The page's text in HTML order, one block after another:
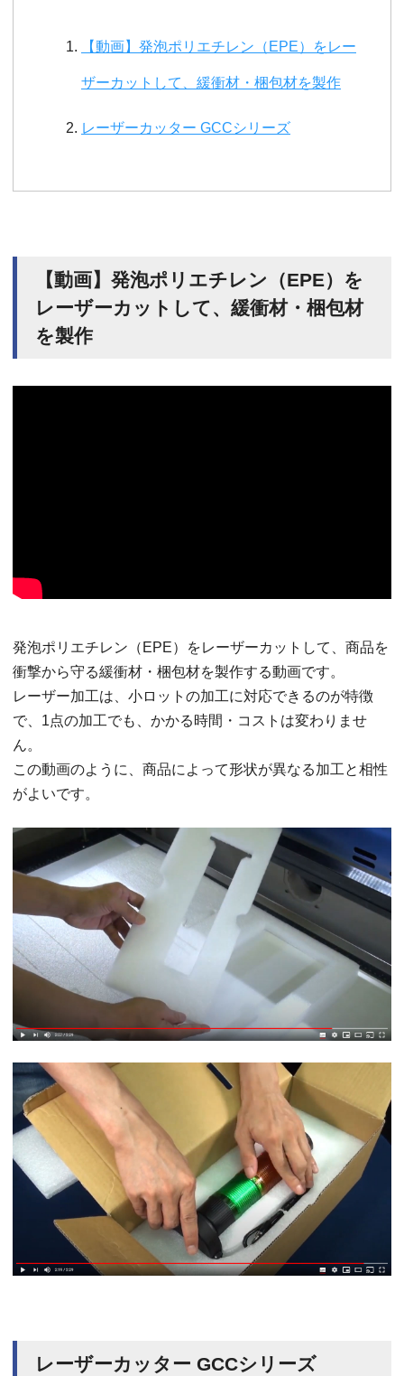
【動画】発泡ポリエチレン（EPE）をレー
ザーカットして、緩衝材・梱包材を製作
レーザーカッター GCCシリーズ
【動画】発泡ポリエチレン（EPE）を
レーザーカットして、緩衝材・梱包材
を製作
発泡ポリエチレン（EPE）をレーザーカットして、商品を
衝撃から守る緩衝材・梱包材を製作する動画です。
レーザー加工は、小ロットの加工に対応できるのが特徴
で、1点の加工でも、かかる時間・コストは変わりませ
ん。
この動画のように、商品によって形状が異なる加工と相性
がよいです。
レーザーカッター GCCシリーズ